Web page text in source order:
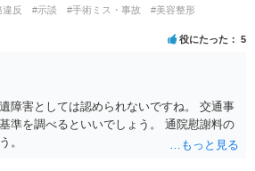
反 #示談 #手術ミス・事故
#美容整形
役にたった 5
障害としては認められないですね。 交通事
準を調べるといいでしょう。 通院慰謝料の
。